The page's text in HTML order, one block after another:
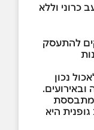
כרוני וללא
להתעסק
נכון
מתבססת
גופנית היא